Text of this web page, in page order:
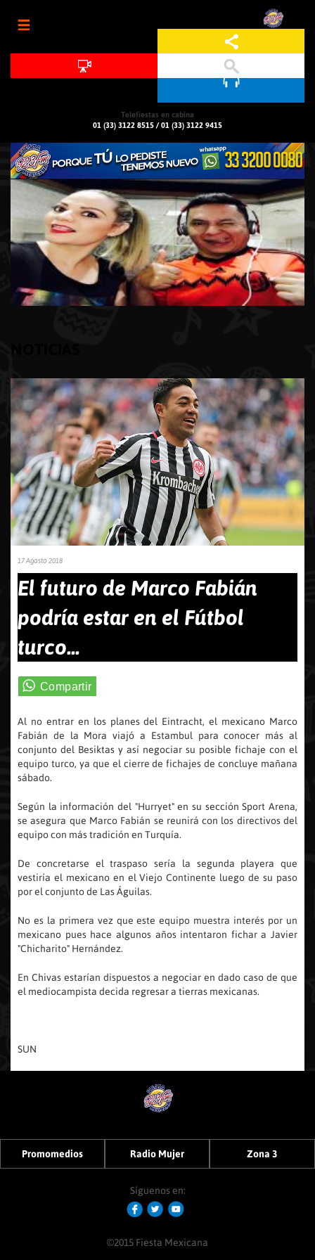
Telefiestas en cabina
01 (33) 3122 8515 /01 (33) 3122 9415
17 Agosto 2018
El futuro de Marco Fabián
podría estar en el Fútbol
turco...
Al no entrar en los planes del Eintracht, el mexicano Marco
Fabián de la Mora viajó a Estambul para conocer más al
conjunto del Besiktas y así negociar su posible fichaje con el
equipo turco, ya que el cierre de fichajes de concluye mañana
sábado.
Según la información del "Hurryet" en su sección Sport Arena,
se asegura que Marco Fabián se reunirá con los directivos del
equipo con más tradición en Turquía.
De concretarse el traspaso sería la segunda playera que
vestiría el mexicano en el Viejo Continente luego de su paso
por el conjunto de Las Águilas.
No es la primera vez que este equipo muestra interés por un
mexicano pues hace algunos años intentaron fichar a Javier
"Chicharito" Hernández.
En Chivas estarían dispuestos a negociar en dado caso de que
el mediocampista decida regresar a tierras mexicanas.
SUN
Promomedios Radio Mujer Zona 3
Síguenos en:
©2015 Fiesta Mexicana